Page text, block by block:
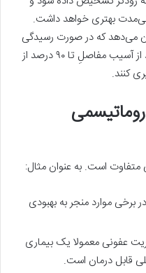
بهتری خواهد داشت.
می‌دهد که در صورت رسیدگی
زود هنگام، درمان‌های فعلی می‌توانند از آسیب مفاصلِ تا ۹۰ درصد از
کنند.
متفاوت است. به‌ عنوان مثال:
برخی موارد منجر به بهبودی
عفونی معمولا یک بیماری
قابل درمان است.